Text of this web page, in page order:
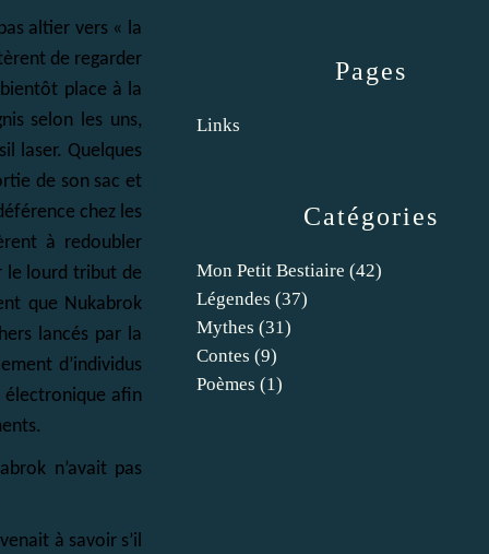
altier vers « la
de regarder
place à la
selon les uns,
laser. Quelques
de son sac et
chez les
à redoubler
le lourd tribut de
que Nukabrok
lancés par la
d’individus
électronique afin
n’avait pas
à savoir s’il
Catégories
Mon Petit Bestiaire (42)
Légendes (37)
Mythes (31)
Contes (9)
Poèmes (1)
Pages
Links